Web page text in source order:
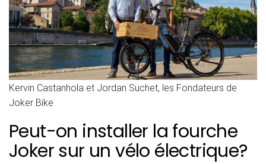
Kervin Castanhola et Jordan Suchet, les Fondateurs de
Joker Bike
Peut-on installer la fourche
Joker sur un vélo électrique?